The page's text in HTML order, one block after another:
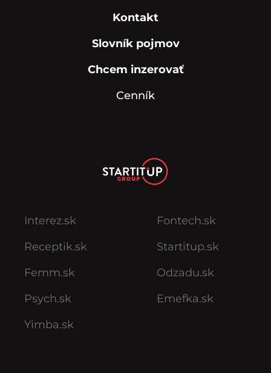
Kontakt
Slovník pojmov
Chcem inzerovať
Cenník
Interez.sk
Receptik.sk
Femm.sk
Psych.sk
Yimba.sk
Fontech.sk
Startitup.sk
Odzadu.sk
Emefka.sk